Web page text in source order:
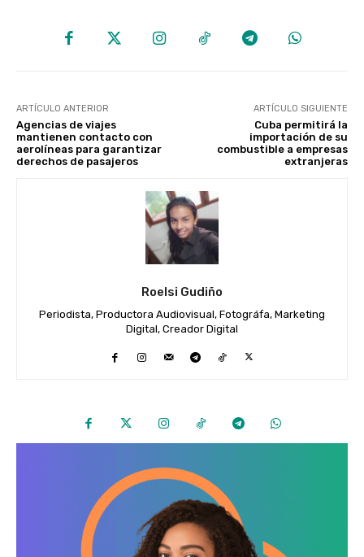
ARTÍCULO ANTERIOR
Agencias de viajes
mantienen contacto con
aerolíneas para garantizar
derechos de pasajeros
ARTÍCULO SIGUIENTE
Cuba permitirá la
importación de su
combustible a empresas
extranjeras
Roelsi Gudiño
Periodista, Productora Audiovisual, Fotográfa, Marketing
Digital, Creador Digital